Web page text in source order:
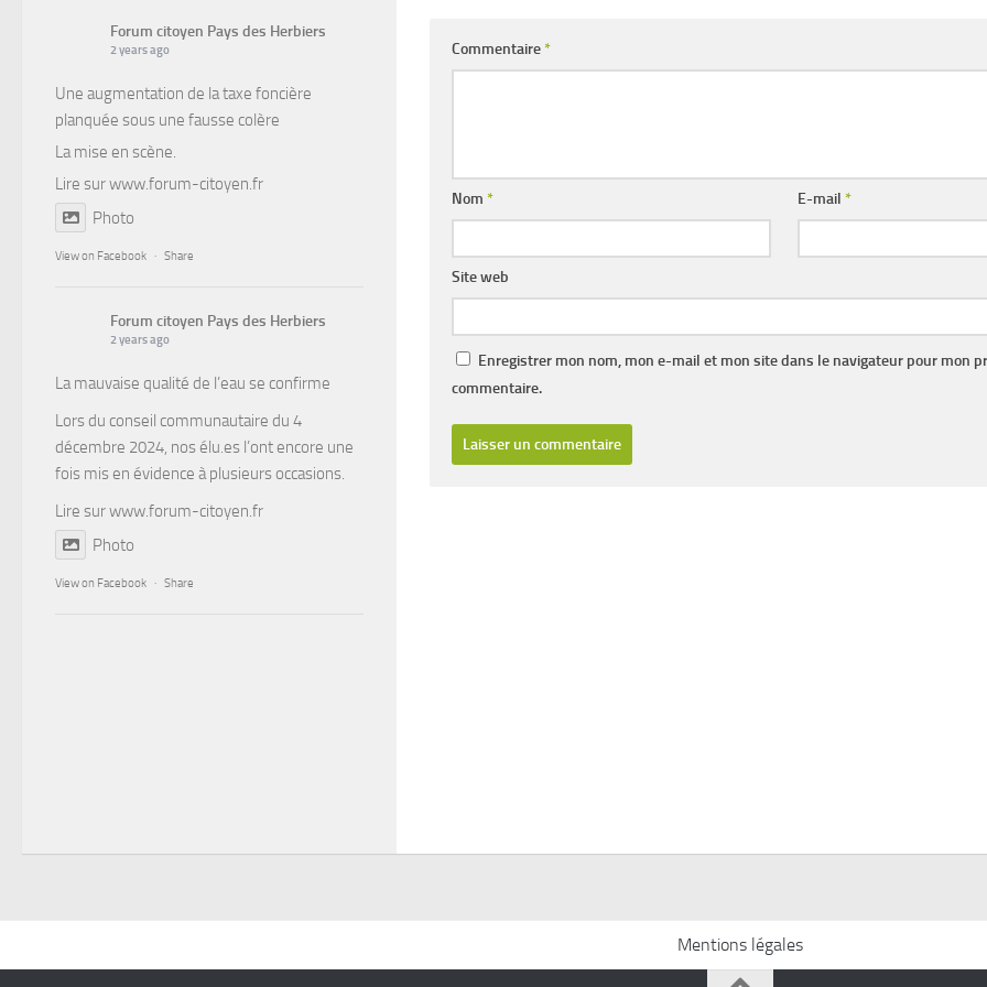
Commentaire*
Nom * E-mail*
Site web
Enregistrer mon nom, mon e-mail et mon site dans le navigateur pour mon
commentaire.
Forum citoyen Pays des Herbiers
2 years ago
Une augmentation de la taxe foncière
planquée sous une fausse colère
La mise en scène.
Lire surwww.forum-citoyen.fr
Photo
View on Facebook · Share
Forum citoyen Pays des Herbiers
2 years ago
La mauvaise qualité de l’eau se confirme
Lors du conseil communautaire du 4
décembre 2024, nos élu.es l’ont encore une
fois mis en évidence à plusieurs occasions.
Lire surwww.forum-citoyen.fr
Photo
View on Facebook · Share
Mentions légales